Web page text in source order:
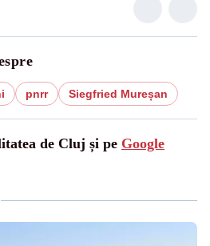
pnrr Siegfried Mureșan
de Cluj și pe Google